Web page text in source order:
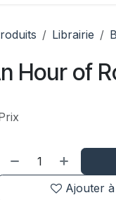
Librairie
Hour of
Ajouter